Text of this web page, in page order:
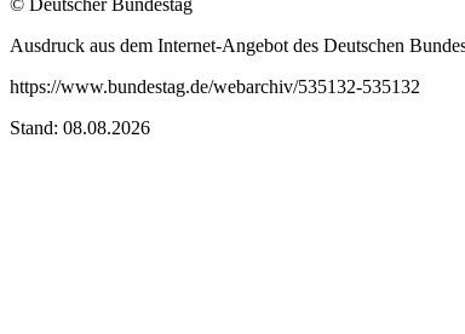
Ausdruck aus dem Internet-Angebot des Deutschen
https://www.bundestag.de/webarchiv/535132-535132
Stand: 08.08.2026